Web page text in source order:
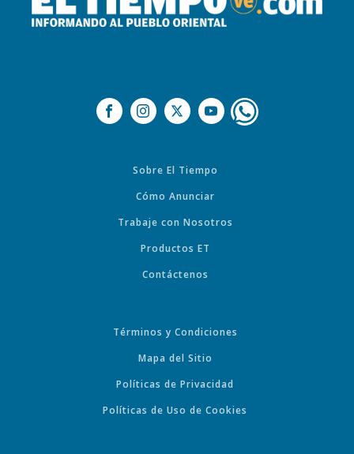
Sobre El Tiempo
Cómo Anunciar
Trabaje con Nosotros
Productos ET
Contáctenos
Términos y Condiciones
Mapa del Sitio
Políticas de Privacidad
Políticas de Uso de Cookies